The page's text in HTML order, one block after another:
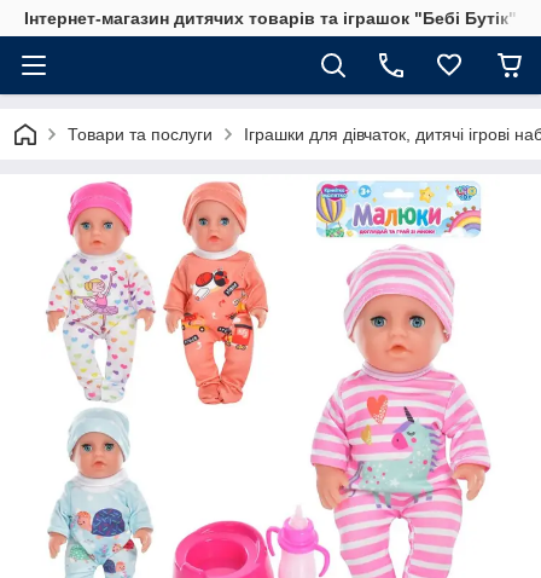
Інтернет-магазин дитячих товарів та іграшок "Бебі Бутік"
Товари та послуги Іграшки для дівчаток, дитячі ігрові